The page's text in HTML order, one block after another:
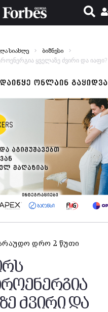
სიახლე ბიზნესი
ყველაზე ძვირი და იაფი?
დრო 2 წუთი
ძვირი და